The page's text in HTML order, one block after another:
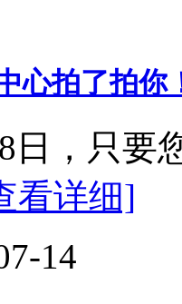
心拍了拍你
，只要
看详细]
14